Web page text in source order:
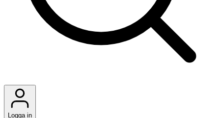
Logga in